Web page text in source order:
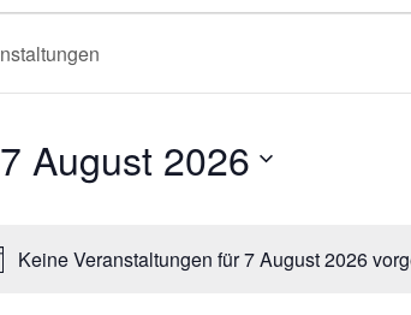
Keine Veranstaltungen für 7 August 2026
7 August 2026